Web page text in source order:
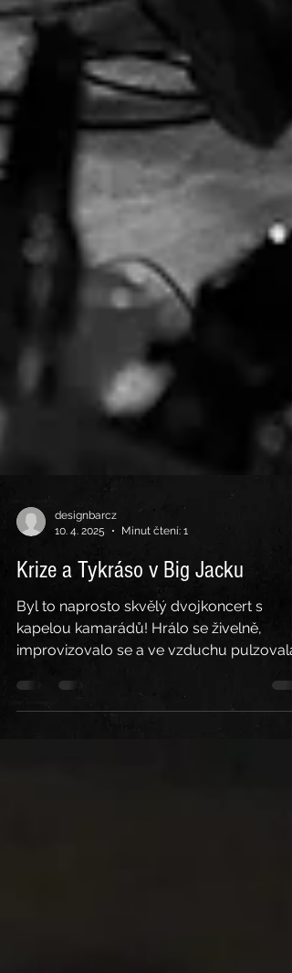
designbarcz
Minut čtení: 1
Krize a Tykráso v Big Jacku
Byl to naprosto skvělý dvojkoncert s
kapelou kamarádů! Hrálo se živelně,
improvizovalo se a ve vzduchu pulzovala